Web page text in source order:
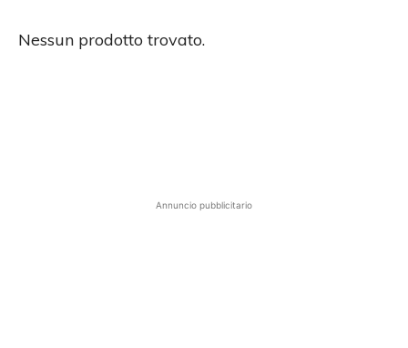
Nessun prodotto trovato.
Annuncio pubblicitario